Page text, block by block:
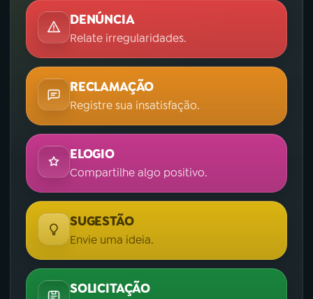
DENÚNCIA
Relate irregularidades.
RECLAMAÇÃO
Registre sua insatisfação.
ELOGIO
Compartilhe algo positivo.
SUGESTÃO
Envie uma ideia.
SOLICITAÇÃO